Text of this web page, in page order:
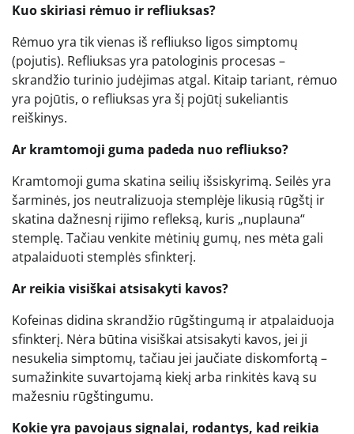
Kuo skiriasi rėmuo ir refliuksas?
Rėmuo yra tik vienas iš refliukso ligos simptomų
(pojutis). Refliuksas yra patologinis procesas –
skrandžio turinio judėjimas atgal. Kitaip tariant, rėmuo
yra pojūtis, o refliuksas yra šį pojūtį sukeliantis
reiškinys.
Ar kramtomoji guma padeda nuo refliukso?
Kramtomoji guma skatina seilių išsiskyrimą. Seilės yra
šarminės, jos neutralizuoja stemplėje likusią rūgštį ir
skatina dažnesnį rijimo refleksą, kuris „nuplauna“
stemplę. Tačiau venkite mėtinių gumų, nes mėta gali
atpalaiduoti stemplės sfinkterį.
Ar reikia visiškai atsisakyti kavos?
Kofeinas didina skrandžio rūgštingumą ir atpalaiduoja
sfinkterį. Nėra būtina visiškai atsisakyti kavos, jei ji
nesukelia simptomų, tačiau jei jaučiate diskomfortą –
sumažinkite suvartojamą kiekį arba rinkitės kavą su
mažesniu rūgštingumu.
Kokie yra pavojaus signalai, rodantys, kad reikia